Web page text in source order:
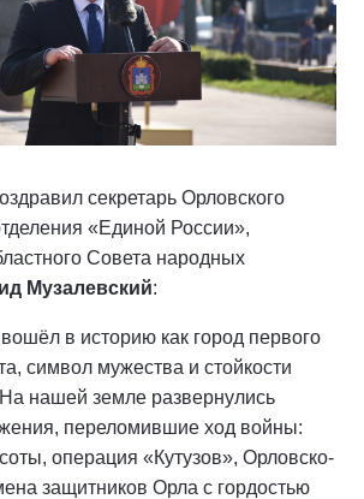
секретарь Орловского
«Единой России»,
Совета народных
Музалевский:
в историю как город первого
символ мужества и стойкости
нашей земле развернулись
переломившие ход войны:
операция «Кутузов», Орловско-
защитников Орла с гордостью